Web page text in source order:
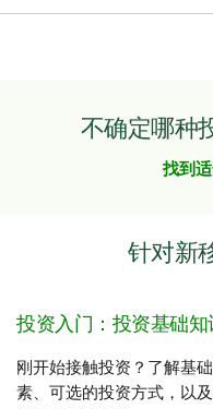
不确定哪种
找到
针对新
投资入门：投资基础知
刚开始接触投资？了解基
素、可选的投资方式，以